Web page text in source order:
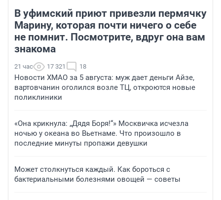
В уфимский приют привезли пермячку
Марину, которая почти ничего о себе
не помнит. Посмотрите, вдруг она вам
знакома
21 час 17 321 18
Новости ХМАО за 5 августа: муж дает деньги Айзе,
вартовчанин оголился возле ТЦ, откроются новые
поликлиники
«Она крикнула: „Дядя Боря!“» Москвичка исчезла
ночью у океана во Вьетнаме. Что произошло в
последние минуты пропажи девушки
Может столкнуться каждый. Как бороться с
бактериальными болезнями овощей — советы